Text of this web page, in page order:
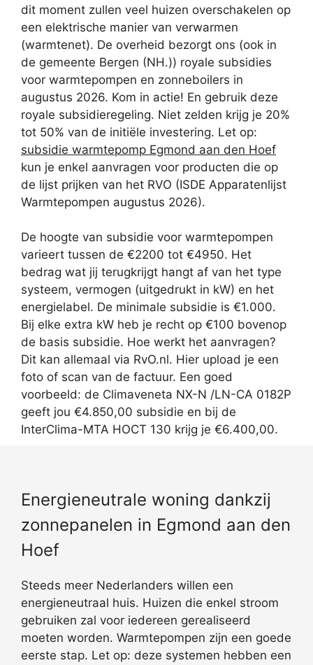
dit moment zullen veel huizen overschakelen op
een elektrische manier van verwarmen
(warmtenet). De overheid bezorgt ons (ook in
de gemeente Bergen (NH.)) royale subsidies
voor warmtepompen en zonneboilers in
augustus 2026. Kom in actie! En gebruik deze
royale subsidieregeling. Niet zelden krijg je 20%
tot 50% van de initiële investering. Let op:
subsidie warmtepomp Egmond aan den Hoef
kun je enkel aanvragen voor producten die op
de lijst prijken van het RVO (ISDE Apparatenlijst
Warmtepompen augustus 2026).
De hoogte van subsidie voor warmtepompen
varieert tussen de €2200 tot €4950. Het
bedrag wat jij terugkrijgt hangt af van het type
systeem, vermogen (uitgedrukt in kW) en het
energielabel. De minimale subsidie is €1.000.
Bij elke extra kW heb je recht op €100 bovenop
de basis subsidie. Hoe werkt het aanvragen?
Dit kan allemaal via RvO.nl. Hier upload je een
foto of scan van de factuur. Een goed
voorbeeld: de Climaveneta NX-N /LN-CA 0182P
geeft jou €4.850,00 subsidie en bij de
InterClima-MTA HOCT 130 krijg je €6.400,00.
Energieneutrale woning dankzij
zonnepanelen in Egmond aan den
Hoef
Steeds meer Nederlanders willen een
energieneutraal huis. Huizen die enkel stroom
gebruiken zal voor iedereen gerealiseerd
moeten worden. Warmtepompen zijn een goede
eerste stap. Let op: deze systemen hebben een